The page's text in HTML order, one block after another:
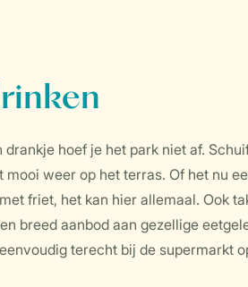
drankje hoef je het park niet af.
mooi weer op het terras. Of het nu
friet, het kan hier allemaal. Ook
breed aanbod aan gezellige
terecht bij de supermarkt